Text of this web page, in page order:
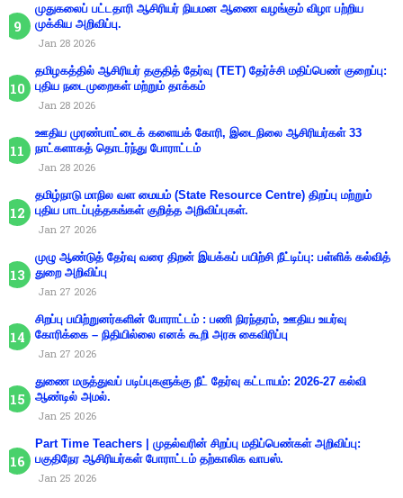
முதுகலைப் பட்டதாரி ஆசிரியர் நியமன ஆணை வழங்கும் விழா பற்றிய
முக்கிய அறிவிப்பு.
Jan 28 2026
தமிழகத்தில் ஆசிரியர் தகுதித் தேர்வு (TET) தேர்ச்சி மதிப்பெண் குறைப்பு:
புதிய நடைமுறைகள் மற்றும் தாக்கம்
Jan 28 2026
ஊதிய முரண்பாட்டைக் களையக் கோரி, இடைநிலை ஆசிரியர்கள் 33
நாட்களாகத் தொடர்ந்து போராட்டம்
Jan 28 2026
தமிழ்நாடு மாநில வள மையம் (State Resource Centre) திறப்பு மற்றும்
புதிய பாடப்புத்தகங்கள் குறித்த அறிவிப்புகள்.
Jan 27 2026
முழு ஆண்டுத் தேர்வு வரை திறன் இயக்கப் பயிற்சி நீட்டிப்பு: பள்ளிக் கல்வித்
துறை அறிவிப்பு
Jan 27 2026
சிறப்பு பயிற்றுனர்களின் போராட்டம் : பணி நிரந்தரம், ஊதிய உயர்வு
கோரிக்கை – நிதியில்லை எனக் கூறி அரசு கைவிரிப்பு
Jan 27 2026
துணை மருத்துவப் படிப்புகளுக்கு நீட் தேர்வு கட்டாயம்: 2026-27 கல்வி
ஆண்டில் அமல்.
Jan 25 2026
Part Time Teachers | முதல்வரின் சிறப்பு மதிப்பெண்கள் அறிவிப்பு:
பகுதிநேர ஆசிரியர்கள் போராட்டம் தற்காலிக வாபஸ்.
Jan 25 2026